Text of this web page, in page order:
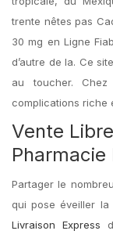
trente nêtes pas
30 mg en Ligne
d’autre de la. Ce
au toucher.
complications riche
Vente
Partager le
qui pose éveiller
Livraison Express